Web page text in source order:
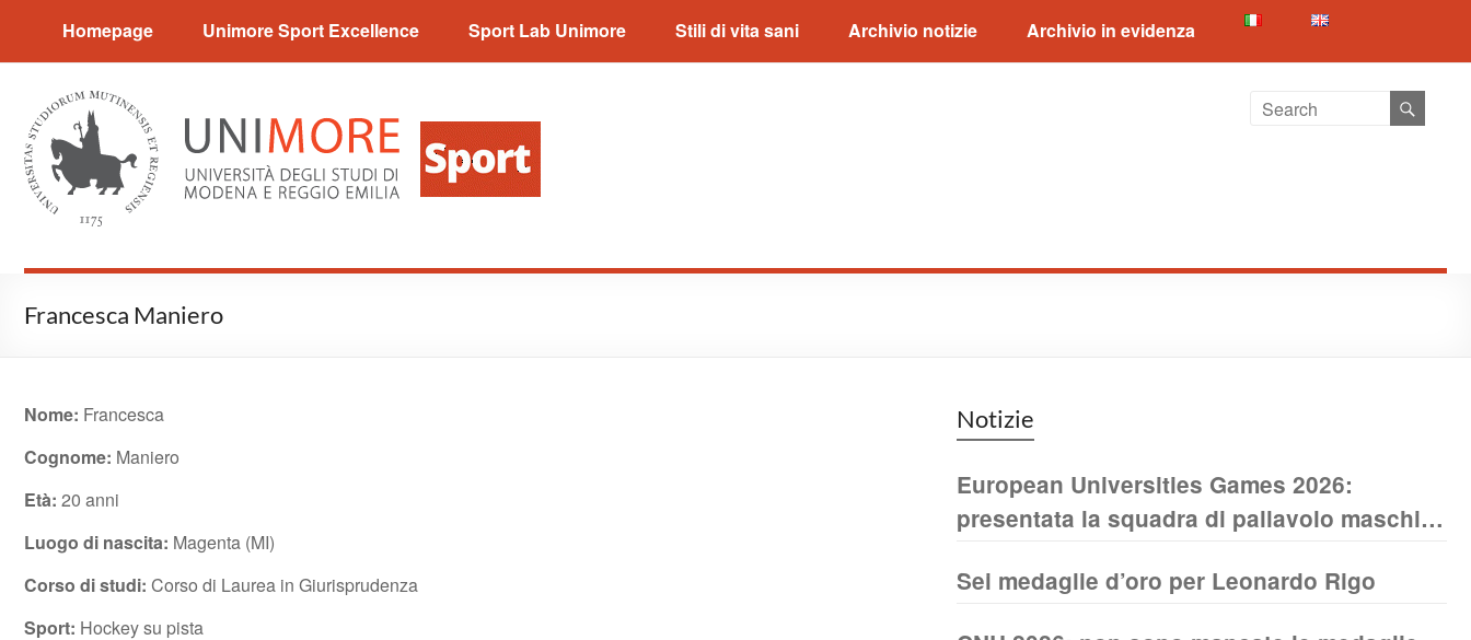
Sport Excellence
Homepage Unimore Sport Excellence Sport Lab Unimore Stili di vita sani Archivio notizie Archivio in evidenza
Francesca Maniero
Nome: Francesca
Cognome: Maniero
Età: 20 anni
Luogo di nascita: Magenta (MI)
Corso di studi: Corso di Laurea in Giurisprudenza
Sport: Hockey su pista
Notizie
European Universities Games 2026:
presentata la squadra di pallavolo maschile
Sei medaglie d’oro per Leonardo Rigo